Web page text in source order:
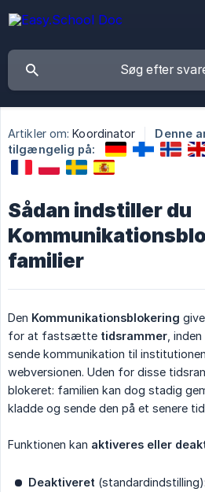
Artikler om: Koordinator
Denne
tilgængelig på:
Sådan indstiller du
familier
Den Kommunikationsblokering
for at fastsætte tidsrammer ,
sende kommunikation til
webversionen. Uden for disse
blokeret: familien kan dog stadig
kladde og sende den på et senere
Funktionen kan aktiveres eller
Deaktiveret